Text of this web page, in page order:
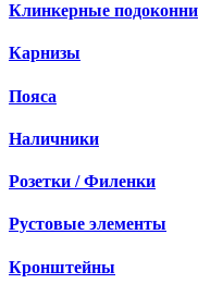
Клинкерные
Карнизы
Пояса
Наличники
Розетки / Филенки
Рустовые элементы
Кронштейны